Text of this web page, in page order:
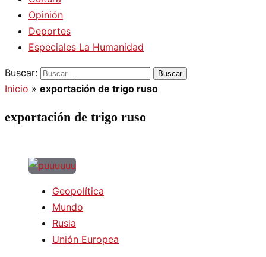
Opinión
Deportes
Especiales La Humanidad
Buscar:
Inicio » exportación de trigo ruso
exportación de trigo ruso
Geopolítica
Mundo
Rusia
Unión Europea